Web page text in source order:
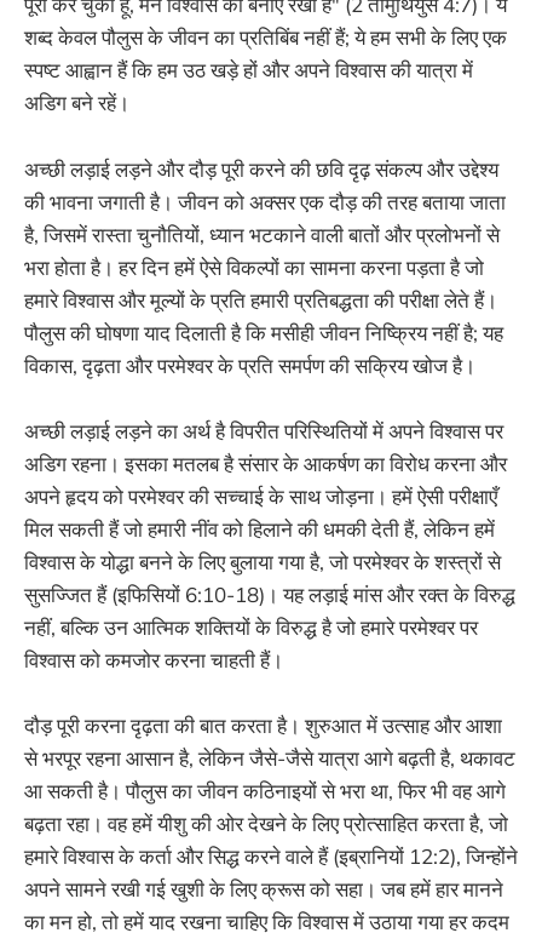
शब्द केवल पौलुस के जीवन का प्रतिबिंब नहीं हैं; ये हम सभी के लिए एक
स्पष्ट आह्वान हैं कि हम उठ खड़े हों और अपने विश्वास की यात्रा में
अडिग बने रहें।
अच्छी लड़ाई लड़ने और दौड़ पूरी करने की छवि दृढ़ संकल्प और उद्देश्य
की भावना जगाती है। जीवन को अक्सर एक दौड़ की तरह बताया जाता
है, जिसमें रास्ता चुनौतियों, ध्यान भटकाने वाली बातों और प्रलोभनों से
भरा होता है। हर दिन हमें ऐसे विकल्पों का सामना करना पड़ता है जो
हमारे विश्वास और मूल्यों के प्रति हमारी प्रतिबद्धता की परीक्षा लेते हैं।
पौलुस की घोषणा याद दिलाती है कि मसीही जीवन निष्क्रिय नहीं है; यह
विकास, दृढ़ता और परमेश्वर के प्रति समर्पण की सक्रिय खोज है।
अच्छी लड़ाई लड़ने का अर्थ है विपरीत परिस्थितियों में अपने विश्वास पर
अडिग रहना। इसका मतलब है संसार के आकर्षण का विरोध करना और
अपने हृदय को परमेश्वर की सच्चाई के साथ जोड़ना। हमें ऐसी परीक्षाएँ
मिल सकती हैं जो हमारी नींव को हिलाने की धमकी देती हैं, लेकिन हमें
विश्वास के योद्धा बनने के लिए बुलाया गया है, जो परमेश्वर के शस्त्रों से
सुसज्जित हैं (इफिसियों 6:10-18)। यह लड़ाई मांस और रक्त के विरुद्ध
नहीं, बल्कि उन आत्मिक शक्तियों के विरुद्ध है जो हमारे परमेश्वर पर
विश्वास को कमजोर करना चाहती हैं।
दौड़ पूरी करना दृढ़ता की बात करता है। शुरुआत में उत्साह और आशा
से भरपूर रहना आसान है, लेकिन जैसे-जैसे यात्रा आगे बढ़ती है, थकावट
आ सकती है। पौलुस का जीवन कठिनाइयों से भरा था, फिर भी वह आगे
बढ़ता रहा। वह हमें यीशु की ओर देखने के लिए प्रोत्साहित करता है, जो
हमारे विश्वास के कर्ता और सिद्ध करने वाले हैं (इब्रानियों 12:2), जिन्होंने
अपने सामने रखी गई खुशी के लिए क्रूस को सहा। जब हमें हार मानने
का मन हो, तो हमें याद रखना चाहिए कि विश्वास में उठाया गया हर कदम